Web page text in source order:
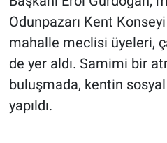
Odunpazarı Kent
mahalle meclisi üyeleri,
de yer aldı. Samimi bir
buluşmada, kentin sosyal
yapıldı.